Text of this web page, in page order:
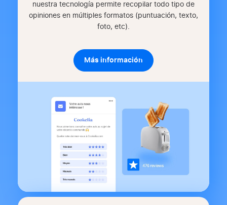
nuestra tecnología permite recopilar todo tipo de
opiniones en múltiples formatos (puntuación, texto,
foto, etc).
Más información